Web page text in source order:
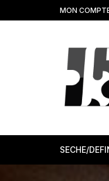
au
MON
SECHE/